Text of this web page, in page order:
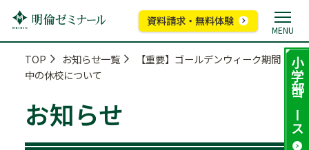
資料請求・無料体験
MENU
小学部
コース
TOP お知らせ一覧
【重要】ゴールデンウィーク期間
中の休校について
お知らせ